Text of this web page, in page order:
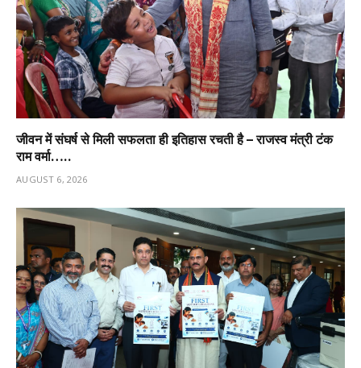
जीवन में संघर्ष से मिली सफलता ही इतिहास रचती है – राजस्व मंत्री टंक
राम वर्मा…..
AUGUST 6, 2026